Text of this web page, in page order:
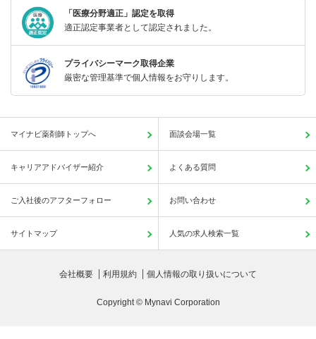
「医療分野適正」認定を取得
適正認定事業者として認定されました。
プライバシーマーク取得企業
厳密な管理基準で個人情報をお守りします。
マイナビ薬剤師トップへ 面談会場一覧
キャリアアドバイザー紹介 よくある質問
ご入社後のアフターフォロー お問い合わせ
サイトマップ 人気の求人検索一覧
会社概要 利用規約 個人情報の取り扱いについて
Copyright © Mynavi Corporation